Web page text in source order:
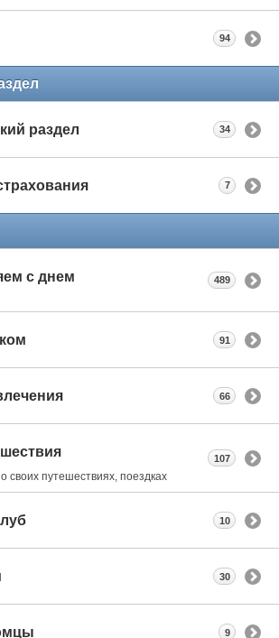
94
раздел 34
7
с днем
489
91
66
своих путешествиях, поездках
107
10
30
9